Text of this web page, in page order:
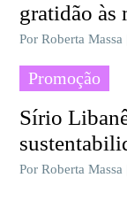
gratidão às
Por Roberta
Promoção
Sírio
Por Roberta